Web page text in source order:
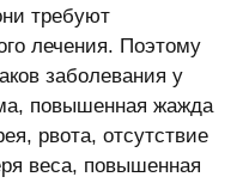
требуют
лечения. Поэтому
заболевания у
повышенная жажда
рвота, отсутствие
веса, повышенная